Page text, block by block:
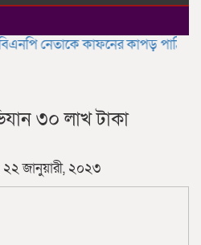
নেতাকে কাফনের কাপড় পাঠিয়ে
৩০ লাখ টাকা
জানুয়ারী, ২০২৩